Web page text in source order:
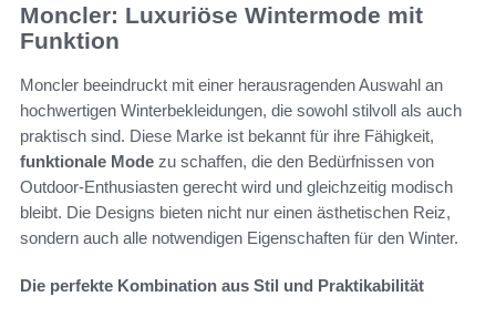
Moncler: Luxuriöse Wintermode mit
Funktion
Moncler beeindruckt mit einer herausragenden Auswahl an
hochwertigen Winterbekleidungen, die sowohl stilvoll als auch
praktisch sind. Diese Marke ist bekannt für ihre Fähigkeit,
funktionale Mode zu schaffen, die den Bedürfnissen von
Outdoor-Enthusiasten gerecht wird und gleichzeitig modisch
bleibt. Die Designs bieten nicht nur einen ästhetischen Reiz,
sondern auch alle notwendigen Eigenschaften für den Winter.
Die perfekte Kombination aus Stil und Praktikabilität